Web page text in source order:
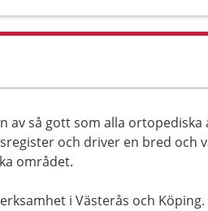
så gott som alla ortopediska
och driver en bred och
området.
i Västerås och Köping.